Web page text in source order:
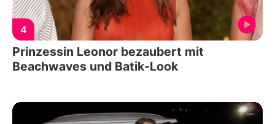
4
Prinzessin Leonor bezaubert mit
Beachwaves und Batik-Look